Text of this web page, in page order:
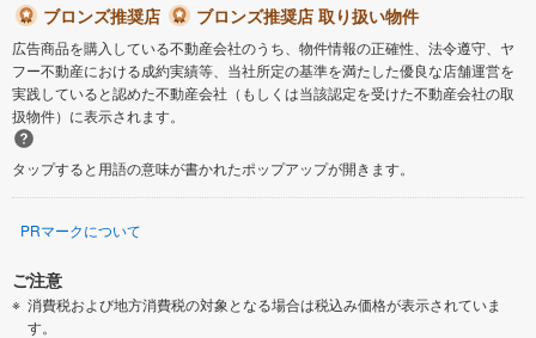
ブロンズ推奨店
ブロンズ推奨店 取り扱い物件
広告商品を購入している不動産会社のうち、物件情報の正確性、法令遵守、ヤ
フー不動産における成約実績等、当社所定の基準を満たした優良な店舗運営を
実践していると認めた不動産会社（もしくは当該認定を受けた不動産会社の取
扱物件）に表示されます。
タップすると用語の意味が書かれたポップアップが開きます。
PRマークについて
ご注意
消費税および地方消費税の対象となる場合は税込み価格が表示されていま
す。